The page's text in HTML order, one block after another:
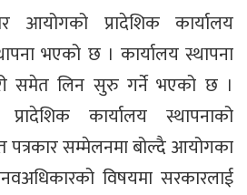
आयोगको प्रादेशिक कार्यालय
भएको छ । कार्यालय स्थापना
समेत लिन सुरु गर्ने भएको छ ।
कार्यालय स्थापनाको
पत्रकार सम्मेलनमा बोल्दै आयोगका
विषयमा सरकारलाई